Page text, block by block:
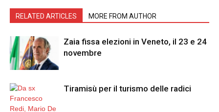
RELATED ARTICLES MORE FROM AUTHOR
Zaia fissa elezioni in Veneto, il 23 e 24
novembre
Tiramisù per il turismo delle radici